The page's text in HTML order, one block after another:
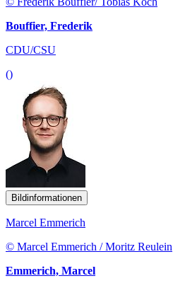
Bouffier, Frederik
CDU/CSU
()
Bildinformationen
Marcel Emmerich
© Marcel Emmerich / Moritz Reulein
Emmerich, Marcel